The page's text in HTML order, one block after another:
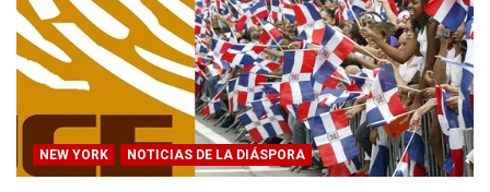
NEW YORK NOTICIAS DE LA DIÁSPORA